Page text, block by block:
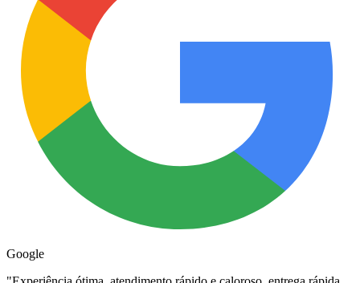
Google